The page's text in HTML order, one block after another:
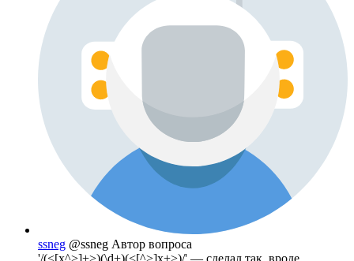
ssneg @ssneg Автор вопроса